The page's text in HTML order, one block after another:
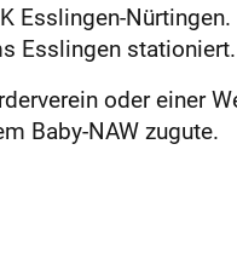
Esslingen-Nürtingen.
Esslingen stationiert.
oder einer
Baby-NAW zugute.